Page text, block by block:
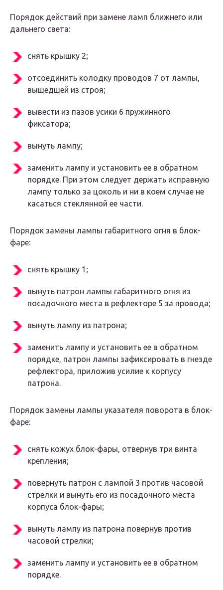
Порядок действий при замене ламп ближнего или
дальнего света:
снять крышку 2;
отсоединить колодку проводов 7 от лампы,
вышедшей из строя;
вывести из пазов усики 6 пружинного
фиксатора;
вынуть лампу;
заменить лампу и установить ее в обратном
порядке. При этом следует держать исправную
лампу только за цоколь и ни в коем случае не
касаться стеклянной ее части.
Порядок замены лампы габаритного огня в блок-
фаре:
снять крышку 1;
вынуть патрон лампы габаритного огня из
посадочного места в рефлекторе 5 за провода;
вынуть лампу из патрона;
заменить лампу и установить ее в обратном
порядке, патрон лампы зафиксировать в гнезде
рефлектора, приложив усилие к корпусу
патрона.
Порядок замены лампы указателя поворота в блок-
фаре:
снять кожух блок-фары, отвернув три винта
крепления;
повернуть патрон с лампой 3 против часовой
стрелки и вынуть его из посадочного места
корпуса блок-фары;
вынуть лампу из патрона повернув против
часовой стрелки;
заменить лампу и установить ее в обратном
порядке.